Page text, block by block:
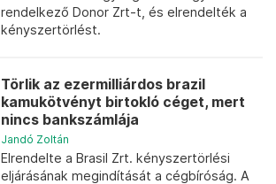
rendelkező Donor Zrt-t, és elrendelték a
kényszertörlést.
Törlik az ezermilliárdos brazil
kamukötvényt birtokló céget, mert
nincs bankszámlája
Jandó Zoltán
Elrendelte a Brasil Zrt. kényszertörlési
eljárásának megindítását a cégbíróság. A